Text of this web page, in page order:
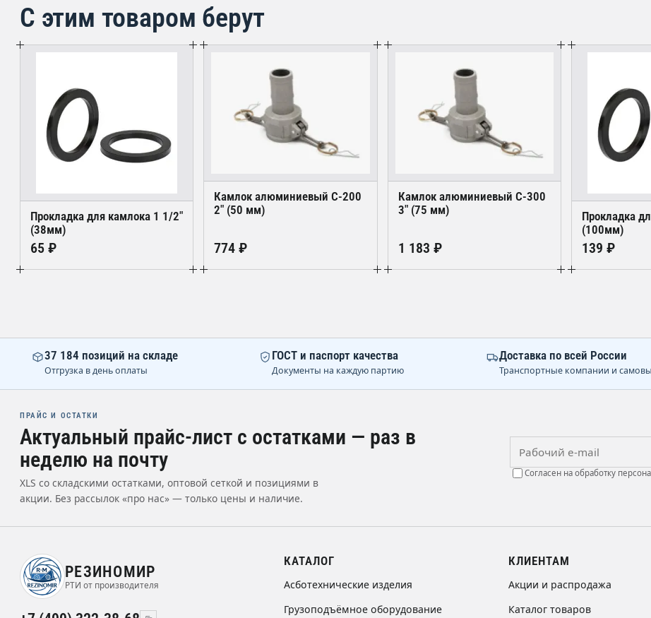
С этим товаром берут
Прокладка для камлока 1 1/2"
(38мм)
65 ₽
Камлок алюминиевый С-200
2" (50 мм)
774 ₽
Камлок алюминиевый С-300
3" (75 мм)
1 183 ₽
Прокладка
(100мм)
139 ₽
37 184 позиций на складе
Отгрузка в день оплаты
ГОСТ и паспорт качества
Документы на каждую партию
Доставка по всей России
Транспортные компании и
ПРАЙС И ОСТАТКИ
Актуальный прайс-лист с остатками — раз в
неделю на почту
XLS со складскими остатками, оптовой сеткой и позициями в
акции. Без рассылок «про нас» — только цены и наличие.
Согласен на обработку
РЕЗИНОМИР
РТИ от производителя
КАТАЛОГ
Асботехнические изделия
Грузоподъёмное оборудование
КЛИЕНТАМ
Акции и распродажа
Каталог товаров